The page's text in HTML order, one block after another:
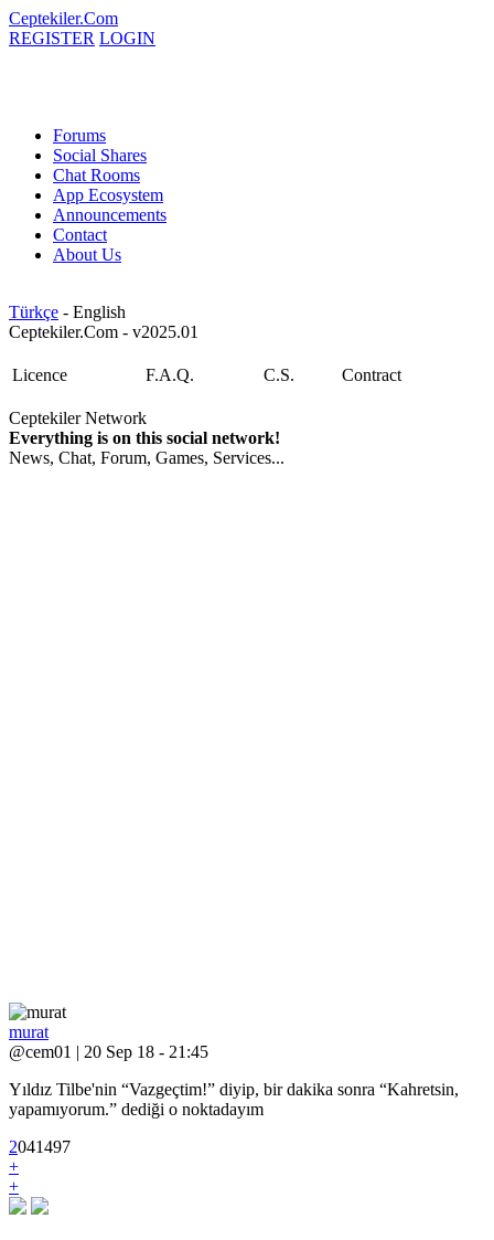
Ceptekiler.Com
REGISTER LOGIN
Forums
Social Shares
Chat Rooms
App Ecosystem
Announcements
Contact
About Us
Türkçe - English
Ceptekiler.Com - v2025.01
Licence F.A.Q. C.S. Contract
Ceptekiler Network
Everything is on this social network!
News, Chat, Forum, Games, Services...
murat
@cem01 | 20 Sep 18 - 21:45
Yıldız Tilbe'nin “Vazgeçtim!” diyip, bir dakika sonra “Kahretsin,
yapamıyorum.” dediği o noktadayım
2041497
+
+